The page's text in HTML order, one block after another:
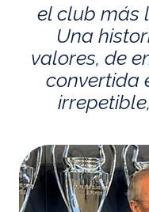
el club más
Una
valores, de
convertida